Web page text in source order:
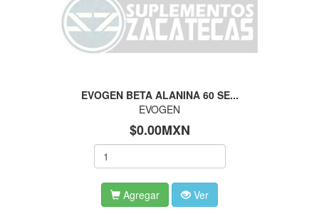
EVOGEN BETA ALANINA 60 SE...
EVOGEN
$0.00MXN
Agregar Ver